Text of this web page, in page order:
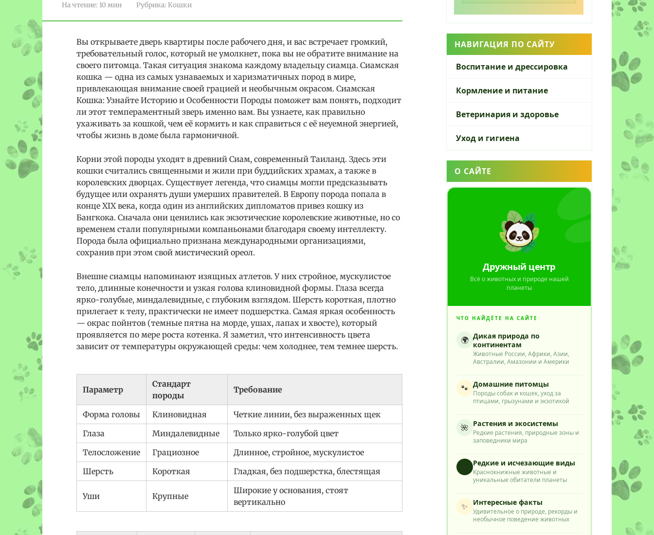
На чтение: 10 мин Рубрика: Кошки
Вы открываете дверь квартиры после рабочего дня, и вас встречает громкий,
требовательный голос, который не умолкнет, пока вы не обратите внимание на
своего питомца. Такая ситуация знакома каждому владельцу сиамца. Сиамская
кошка — одна из самых узнаваемых и харизматичных пород в мире,
привлекающая внимание своей грацией и необычным окрасом. Сиамская
Кошка: Узнайте Историю и Особенности Породы поможет вам понять, подходит
ли этот темпераментный зверь именно вам. Вы узнаете, как правильно
ухаживать за кошкой, чем её кормить и как справиться с её неуемной энергией,
чтобы жизнь в доме была гармоничной.
Корни этой породы уходят в древний Сиам, современный Таиланд. Здесь эти
кошки считались священными и жили при буддийских храмах, а также в
королевских дворцах. Существует легенда, что сиамцы могли предсказывать
будущее или охранять души умерших правителей. В Европу порода попала в
конце XIX века, когда один из английских дипломатов привез кошку из
Бангкока. Сначала они ценились как экзотические королевские животные, но со
временем стали популярными компаньонами благодаря своему интеллекту.
Порода была официально признана международными организациями,
сохранив при этом свой мистический ореол.
Внешне сиамцы напоминают изящных атлетов. У них стройное, мускулистое
тело, длинные конечности и узкая голова клиновидной формы. Глаза всегда
ярко-голубые, миндалевидные, с глубоким взглядом. Шерсть короткая, плотно
прилегает к телу, практически не имеет подшерстка. Самая яркая особенность
— окрас пойнтов (темные пятна на морде, ушах, лапах и хвосте), который
проявляется по мере роста котенка. Я заметил, что интенсивность цвета
зависит от температуры окружающей среды: чем холоднее, тем темнее шерсть.
Параметр
Стандарт
породы
Требование
Форма головы Клиновидная
Четкие линии, без выраженных щек
Глаза
Миндалевидные
Только ярко-голубой цвет
Телосложение
Грациозное
Длинное, стройное, мускулистое
Шерсть
Короткая Гладкая, без подшерстка, блестящая
Уши Крупные
Широкие у основания, стоят
вертикально
НАВИГАЦИЯ ПО САЙТУ
Воспитание и дрессировка
Кормление и питание
Ветеринария и здоровье
Уход и гигиена
О САЙТЕ
Дружный центр
Всё о животных и природе нашей
планеты
ЧТО НАЙДЁТЕ НА САЙТЕ
🌍 Дикая природа по
континентам
Животные России, Африки, Азии,
Австралии, Амазонии и Америки
🐾 Домашние питомцы
Породы собак и кошек, уход за
птицами, грызунами и экзотикой
🌺 Растения и экосистемы
Редкие растения, природные зоны и
заповедники мира
⭐ Редкие и исчезающие виды
Краснокнижные животные и
уникальные обитатели планеты
✨ Интересные факты
Удивительное о природе, рекорды и
необычное поведение животных